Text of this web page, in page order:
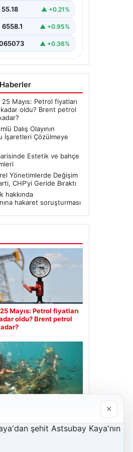
yıl yaşanan
tüplü dalış
ciddi
55.18 ▲ +0.21%
6558.1 ▲ +0.95%
▲ +0.36%
Mayıs: Petrol fiyatları
oldu? Brent petrol
Dalış Olayının
İşaretleri Çözülmeye
Estetik ve bahçe
Yönetimlerde Değişim
CHP’yi Geride Bıraktı
hakkında
hakaret soruşturması
Mayıs: Petrol fiyatları
oldu? Brent petrol
Çözülmeye
×